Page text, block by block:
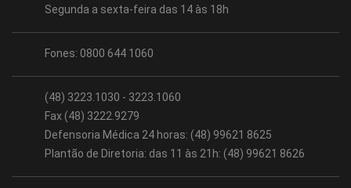
Segunda a sexta-feira das 14 às 18h
Fones: 0800 644 1060
(48) 3223.1030 - 3223.1060
Fax (48) 3222.9279
Defensoria Médica 24 horas: (48) 99621 8625
Plantão de Diretoria: das 11 às 21h: (48) 99621 8626